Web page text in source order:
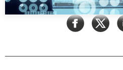
Commerce avec l’Asie